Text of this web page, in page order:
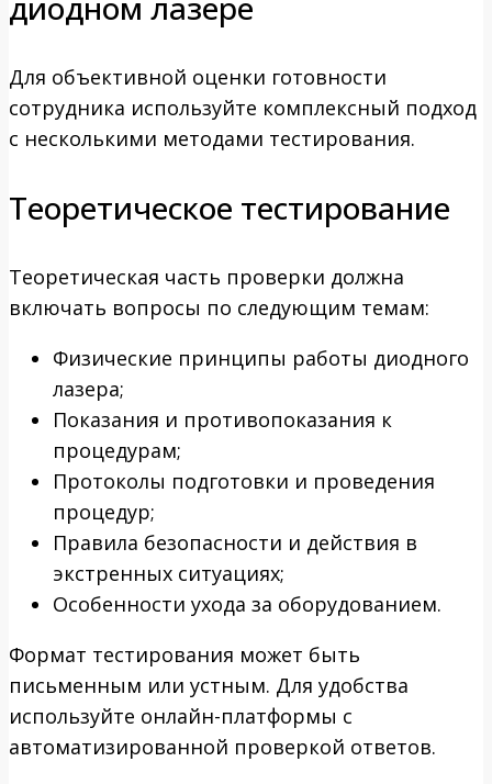
Для объективной оценки готовности
сотрудника используйте комплексный подход
с несколькими методами тестирования.
Теоретическое тестирование
Теоретическая часть проверки должна
включать вопросы по следующим темам:
Физические принципы работы диодного
лазера;
Показания и противопоказания к
процедурам;
Протоколы подготовки и проведения
процедур;
Правила безопасности и действия в
экстренных ситуациях;
Особенности ухода за оборудованием.
Формат тестирования может быть
письменным или устным. Для удобства
используйте онлайн-платформы с
автоматизированной проверкой ответов.